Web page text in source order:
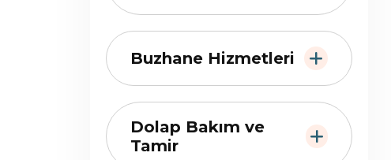
Buzhane Hizmetleri
Dolap Bakım ve
Tamir